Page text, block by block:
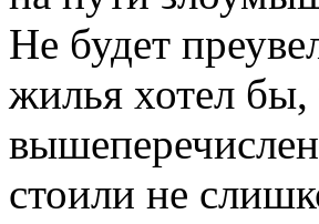
Не будет
жилья хотел бы,
стоили не